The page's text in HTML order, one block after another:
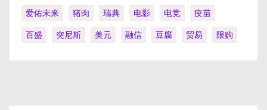
爱佑未来
猪肉 瑞典 电影 电竞
疫苗
百盛
突尼斯 美元 融信 豆腐 贸易 限购